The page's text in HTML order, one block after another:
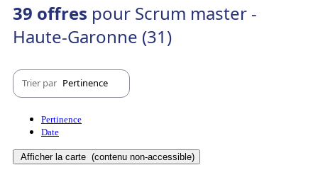
39 offres pour Scrum master -
Haute-Garonne (31)
Trier par Pertinence
Pertinence
Date
Afficher la carte (contenu non-accessible)